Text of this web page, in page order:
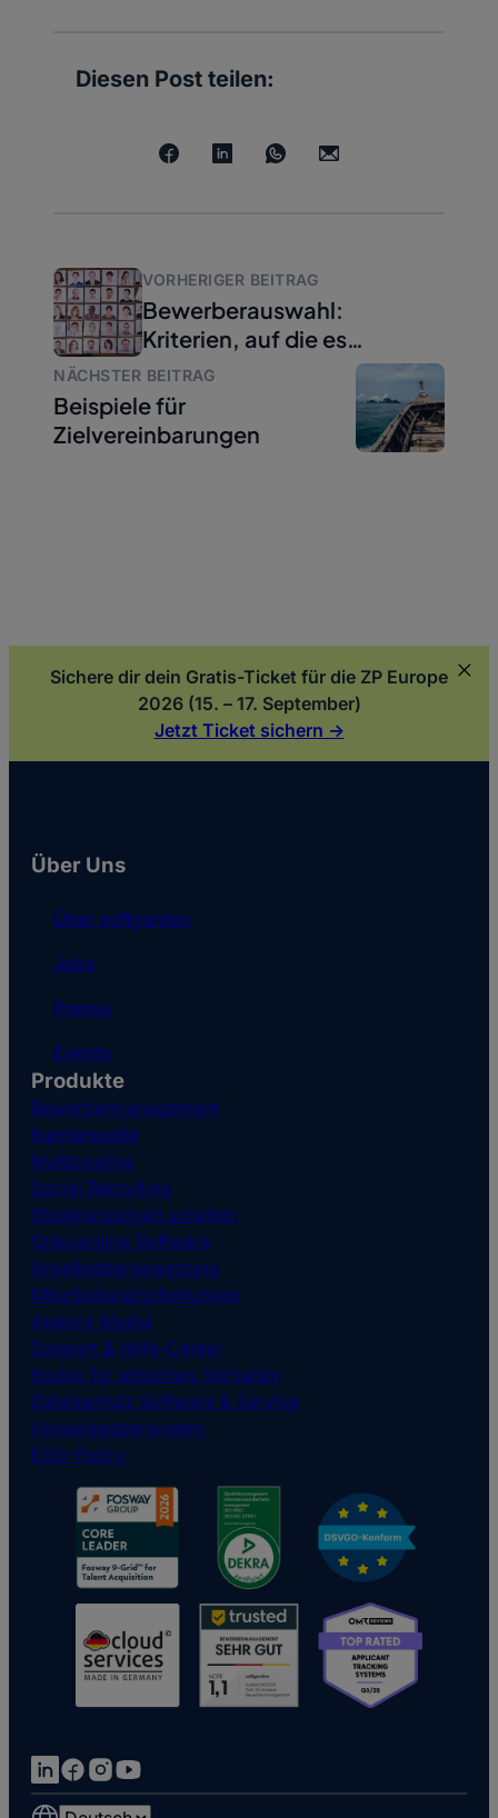
Diesen Post teilen:
VORHERIGER BEITRAG
Bewerberauswahl:
Kriterien, auf die es
ankommt
NÄCHSTER BEITRAG
Beispiele für
Zielvereinbarungen
Sichere dir dein Gratis-Ticket für die ZP Europe
2026 (15. – 17. September)
Jetzt Ticket sichern ->
Über Uns
Über softgarden
Jobs
Presse
Events
Produkte
Bewerbermanagement
Karriereseite
Multiposting
Social Recruiting
Stellenanzeigen schalten
Onboarding Software
Arbeitgeberbewertung
Mitarbeiterempfehlungen
Agency Modul
Support & Hilfe-Center
Kodex für ethisches Verhalten
Datenschutz Software & Service
Hinweisgebersystem
ESG-Policy